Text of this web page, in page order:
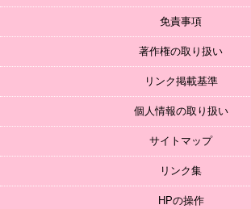
免責事項
著作権の取り扱い
リンク掲載基準
個人情報の取り扱い
サイトマップ
リンク集
HPの操作